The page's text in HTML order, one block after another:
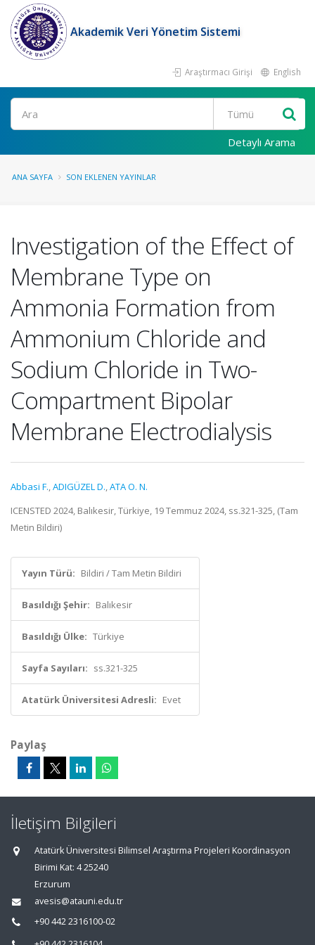
Akademik Veri Yönetim Sistemi
Araştırmacı Girişi English
Ara
Detaylı Arama
ANA SAYFA SON EKLENEN YAYINLAR
Investigation of the Effect of
Membrane Type on
Ammonia Formation from
Ammonium Chloride and
Sodium Chloride in Two-
Compartment Bipolar
Membrane Electrodialysis
Abbasi F.,ADIGÜZEL D.,ATA O. N.
ICENSTED 2024, Balıkesir, Türkiye, 19 Temmuz 2024, ss.321-325, (Tam
Metin Bildiri)
Yayın Türü: Bildiri / Tam Metin Bildiri
Basıldığı Şehir: Balıkesir
Basıldığı Ülke: Türkiye
Sayfa Sayıları: ss.321-325
Atatürk Üniversitesi Adresli: Evet
Paylaş
İletişim Bilgileri
Atatürk Üniversitesi Bilimsel Araştırma Projeleri Koordinasyon
Birimi Kat: 4 25240
Erzurum
avesis@atauni.edu.tr
+90 442 2316100-02